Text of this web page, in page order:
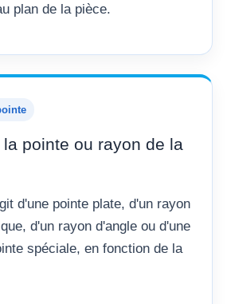
plan de la pièce.
pointe ou rayon de la
d'une pointe plate, d'un rayon
d'un rayon d'angle ou d'une
spéciale, en fonction de la